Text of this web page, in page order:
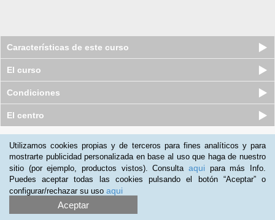
Características de este curso
El curso
Condiciones
El centro
Utilizamos cookies propias y de terceros para fines analíticos y para
mostrarte publicidad personalizada en base al uso que haga de nuestro
sitio (por ejemplo, productos vistos). Consulta aqui para más Info.
Puedes aceptar todas las cookies pulsando el botón “Aceptar” o
configurar/rechazar su uso aqui
Aceptar
Promociona tu negocio |Programa de Afiliación
2012-2026 Aprendum
LLámanos: